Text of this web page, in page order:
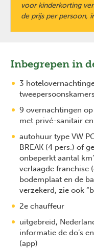
voor kinderkorting
de prijs per persoon,
Inbegrepen in
3
9 overnachtingen
met privé-sanitair
autohuur type VW
BREAK (4 pers.) of
onbeperkt aantal
verlaagde franchise
bodemplaat en de
verzekerd, zie ook
2e chauffeur
uitgebreid,
informatie de do’s
(app)